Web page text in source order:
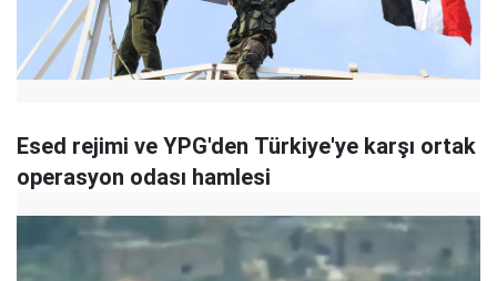
Esed rejimi ve YPG'den Türkiye'ye karşı ortak
operasyon odası hamlesi